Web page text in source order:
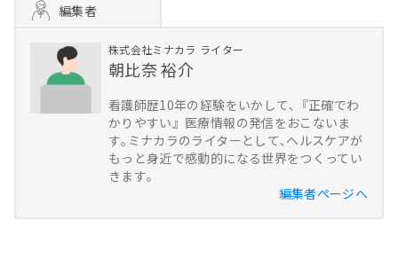
編集者
株式会社ミナカラ ライター
朝比奈 裕介
看護師歴10年の経験をいかして､『正確でわ
かりやすい』医療情報の発信をおこないま
す｡ミナカラのライターとして､ヘルスケアが
もっと身近で感動的になる世界をつくってい
きます｡
編集者ページへ